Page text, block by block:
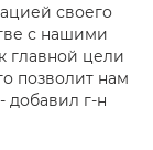
своего
с нашими
главной цели
позволит нам
добавил г-н